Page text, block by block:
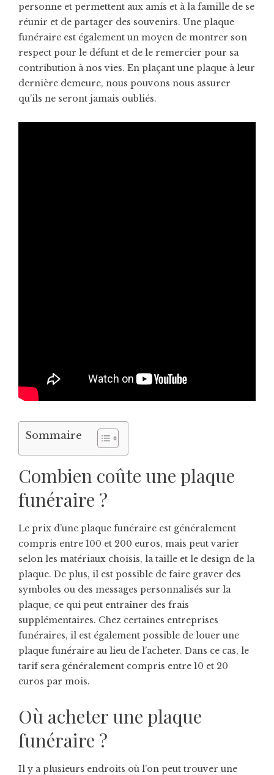
personne et permettent aux amis et à la famille de se
réunir et de partager des souvenirs. Une plaque
funéraire est également un moyen de montrer son
respect pour le défunt et de le remercier pour sa
contribution à nos vies. En plaçant une plaque à leur
dernière demeure, nous pouvons nous assurer
qu’ils ne seront jamais oubliés.
Sommaire
Combien coûte une plaque
funéraire ?
Le prix d’une plaque funéraire est généralement
compris entre 100 et 200 euros, mais peut varier
selon les matériaux choisis, la taille et le design de la
plaque. De plus, il est possible de faire graver des
symboles ou des messages personnalisés sur la
plaque, ce qui peut entraîner des frais
supplémentaires. Chez certaines entreprises
funéraires, il est également possible de louer une
plaque funéraire au lieu de l’acheter. Dans ce cas, le
tarif sera généralement compris entre 10 et 20
euros par mois.
Où acheter une plaque
funéraire ?
Il y a plusieurs endroits où l’on peut trouver une